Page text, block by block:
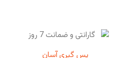
پس گیری آسان